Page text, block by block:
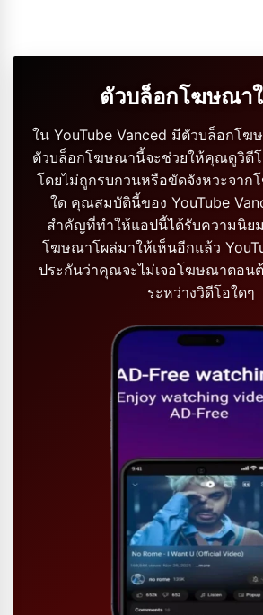
ตัวบล็อกโฆษณา
ใน YouTube Vanced มีตัวบล็อกโฆ
ตัวบล็อกโฆษณานี้จะช่วยให้คุณดูวิดีโ
โดยไม่ถูกรบกวนหรือขัดจังหวะจา
ใด คุณสมบัตินี้ของ YouTube
สำคัญที่ทำให้แอปนี้ได้รับความนิย
โฆษณาโผล่มาให้เห็นอีกแล้ว
ประกันว่าคุณจะไม่เจอโฆษณาตอน
ระหว่างวิดีโอใดๆ